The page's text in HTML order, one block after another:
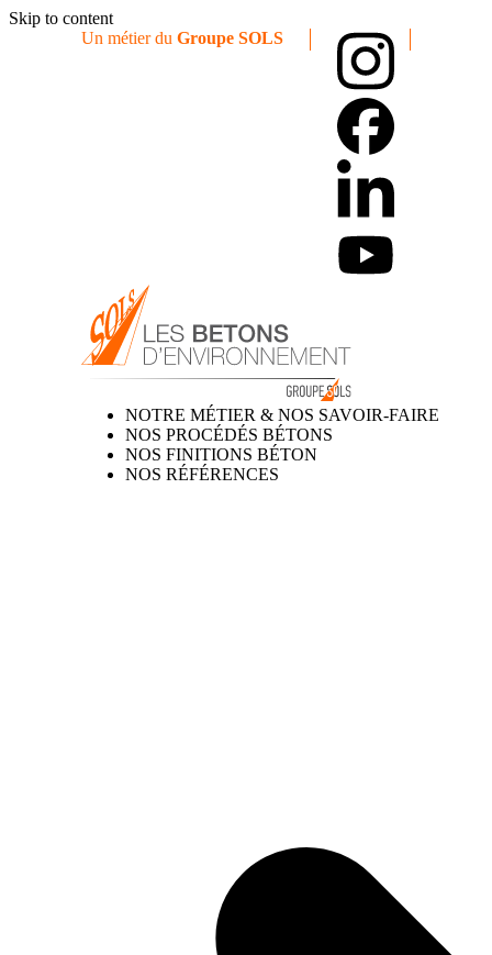
Skip to content
Un métier duGroupe SOLS
NOTRE MÉTIER & NOS SAVOIR-FAIRE
NOS PROCÉDÉS BÉTONS
NOS FINITIONS BÉTON
NOS RÉFÉRENCES